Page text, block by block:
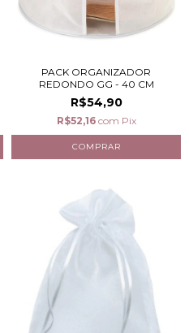
PACK ORGANIZADOR
REDONDO GG - 40 CM
R$54,90
R$52,16 com Pix